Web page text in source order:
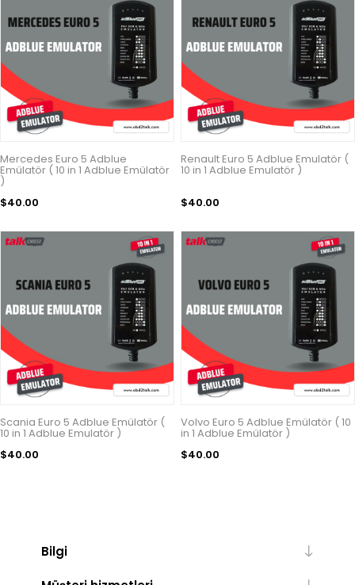
Mercedes Euro 5 Adblue
Emülatör ( 10 in 1 Adblue Emülatör
)
$40.00
Renault Euro 5 Adblue Emulatör (
10 in 1 Adblue Emulatör )
$40.00
Scania Euro 5 Adblue Emülatör (
10 in 1 Adblue Emulatör )
$40.00
Volvo Euro 5 Adblue Emülatör ( 10
in 1 Adblue Emülatör )
$40.00
Bilgi